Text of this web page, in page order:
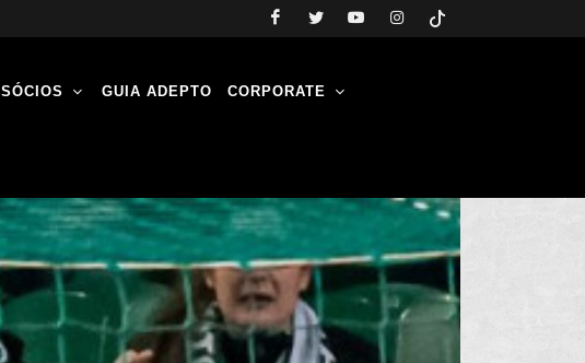
SÓCIOS GUIA ADEPTO CORPORATE